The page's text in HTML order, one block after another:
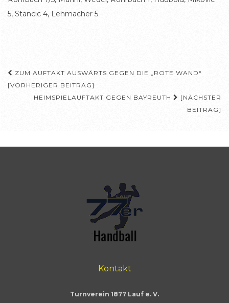
5, Stancic 4, Lehmacher 5
Beitragsnavigation
ZUM AUFTAKT AUSWÄRTS GEGEN DIE „ROTE WAND“
[VORHERIGER BEITRAG]
HEIMSPIELAUFTAKT GEGEN BAYREUTH
[NÄCHSTER
BEITRAG]
Kontakt
Turnverein 1877 Lauf e. V.